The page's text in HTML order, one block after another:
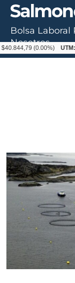
Bolsa Laboral
Nosotros
(0.00%) UTM: